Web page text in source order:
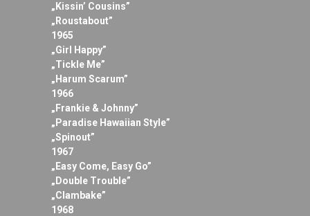
„Kissin’ Cousins”
„Roustabout”
1965
„Girl Happy”
„Tickle Me”
„Harum Scarum”
1966
„Frankie & Johnny”
„Paradise Hawaiian Style”
„Spinout”
1967
„Easy Come, Easy Go”
„Double Trouble”
„Clambake”
1968